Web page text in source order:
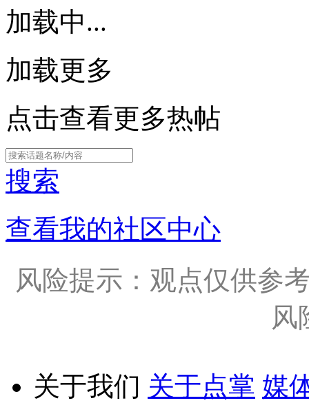
加载中...
加载更多
点击查看更多热帖
搜索
查看我的社区中心
风险提示：观点仅供参
风
关于我们 关于点掌 媒